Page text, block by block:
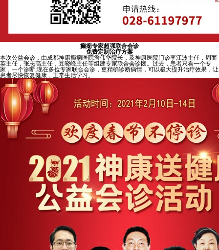
癫痫专家超强联合会诊
免费定制治疗方案
本次公益会诊，由成都神康癫痫医院詹伟华院长，及神康医院门诊李江波主任，周而
英主任，张志高主任，豆晓峰主任等组建专家联合会诊团。过去，患者只看一个专
家，一个诊断;现在多位专家联合会诊，更精确诊断病情，可以极大提升治疗效果，让
患者尽快恢复健康，正常生活学习。